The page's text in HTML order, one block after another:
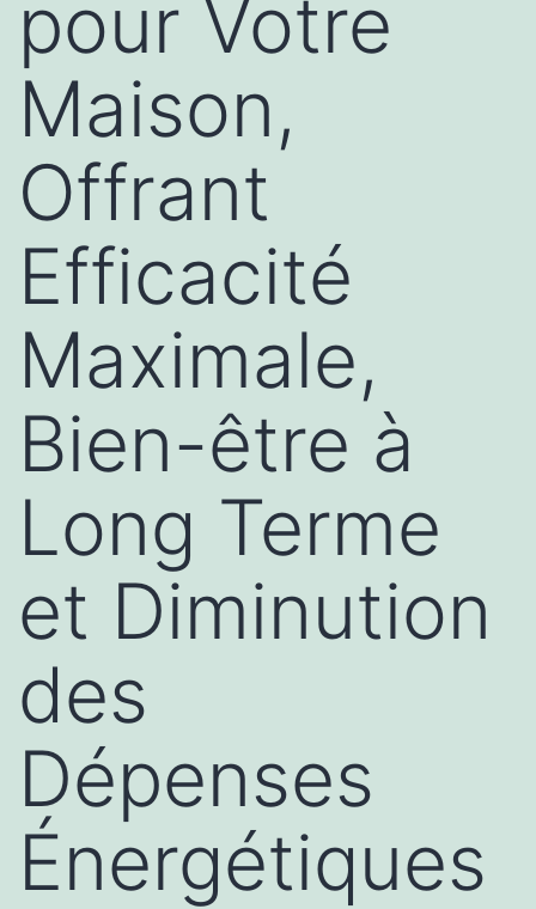
pour Votre
Maison,
Offrant
Efficacité
Maximale,
Bien-être à
Long Terme
et Diminution
des
Dépenses
Énergétiques